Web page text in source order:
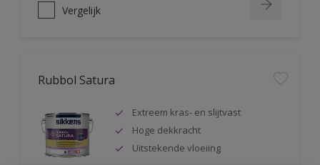
Vergelijk
Rubbol Satura
Extreem kras- en slijtvast
Hoge dekkracht
Uitstekende vloeiing